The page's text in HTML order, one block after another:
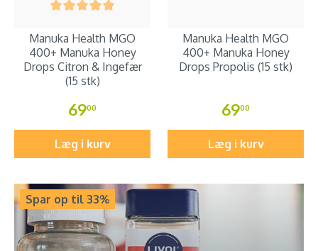
Manuka Health MGO
400+ Manuka Honey
Drops Citron & Ingefær
(15 stk)
6900
Læg i kurv
Manuka Health MGO
400+ Manuka Honey
Drops Propolis (15 stk)
6900
Læg i kurv
Spar op til 33%